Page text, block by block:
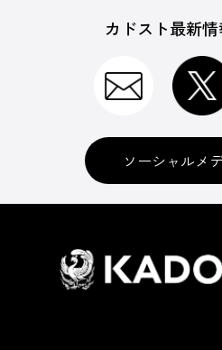
カドスト最新
ソーシャルメ